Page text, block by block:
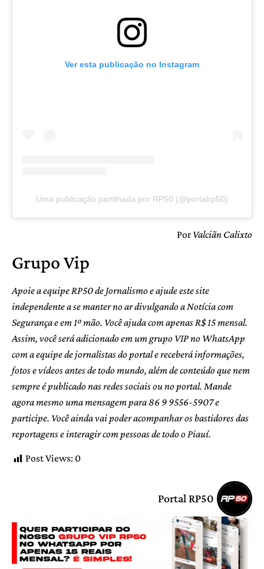
Ver esta publicação no Instagram
Uma publicação partilhada por RP50 (@portalrp50)
Por Valciãn Calixto
Grupo Vip
Apoie a equipe RP50 de Jornalismo e ajude este site
independente a se manter no ar divulgando a Notícia com
Segurança e em 1º mão. Você ajuda com apenas R$ 15 mensal.
Assim, você será adicionado em um grupo VIP no WhatsApp
com a equipe de jornalistas do portal e receberá informações,
fotos e vídeos antes de todo mundo, além de conteúdo que nem
sempre é publicado nas redes sociais ou no portal. Mande
agora mesmo uma mensagem para 86 9 9556-5907 e
participe. Você ainda vai poder acompanhar os bastidores das
reportagens e interagir com pessoas de todo o Piauí.
Post Views: 0
Portal RP50